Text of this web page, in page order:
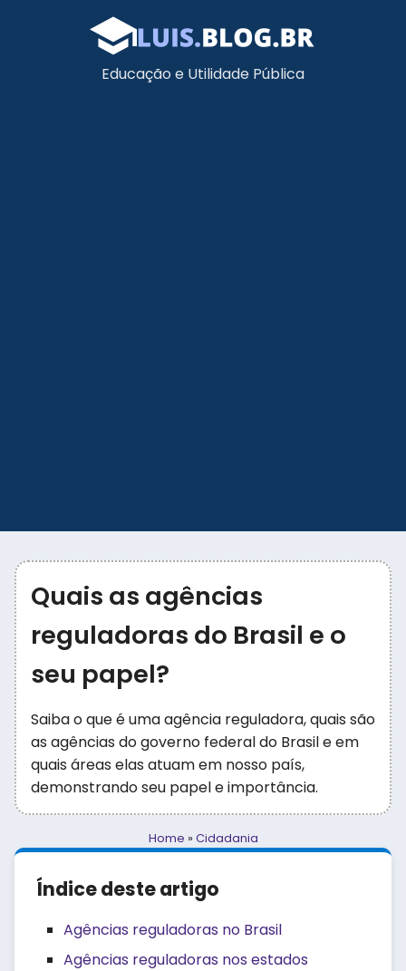
Educação e Utilidade Pública
Quais as agências
reguladoras do Brasil e o
seu papel?
Saiba o que é uma agência reguladora, quais são
as agências do governo federal do Brasil e em
quais áreas elas atuam em nosso país,
demonstrando seu papel e importância.
Home » Cidadania
Índice deste artigo
Agências reguladoras no Brasil
Agências reguladoras nos estados